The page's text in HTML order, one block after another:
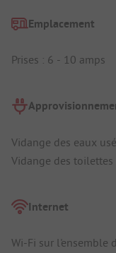
Emplacement
Prises : 6 - 10 amps
Vidange des eaux
Vidange des toilettes
Internet
Wi-Fi sur l'ensemble